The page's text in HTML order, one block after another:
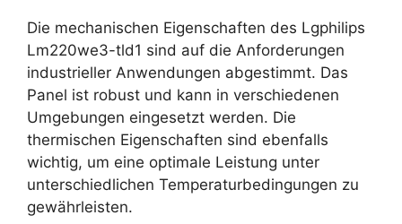
Die mechanischen Eigenschaften des Lgphilips
Lm220we3-tld1 sind auf die Anforderungen
industrieller Anwendungen abgestimmt. Das
Panel ist robust und kann in verschiedenen
Umgebungen eingesetzt werden. Die
thermischen Eigenschaften sind ebenfalls
wichtig, um eine optimale Leistung unter
unterschiedlichen Temperaturbedingungen zu
gewährleisten.